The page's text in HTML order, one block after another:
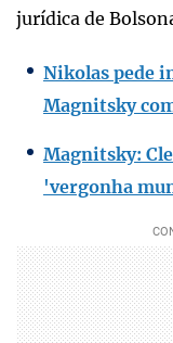
jurídica de
Nikolas pede
Magnitsky
Magnitsky:
'vergonha